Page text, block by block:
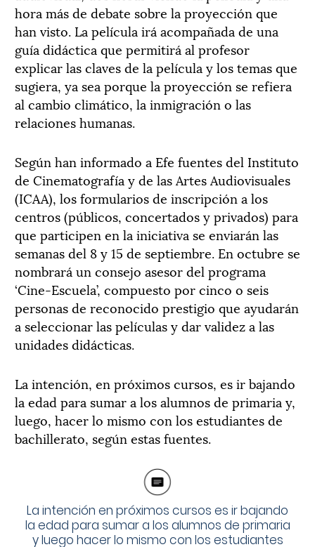
hora más de debate sobre la proyección que
han visto. La película irá acompañada de una
guía didáctica que permitirá al profesor
explicar las claves de la película y los temas que
sugiera, ya sea porque la proyección se refiera
al cambio climático, la inmigración o las
relaciones humanas.
Según han informado a Efe fuentes del Instituto
de Cinematografía y de las Artes Audiovisuales
(ICAA), los formularios de inscripción a los
centros (públicos, concertados y privados) para
que participen en la iniciativa se enviarán las
semanas del 8 y 15 de septiembre. En octubre se
nombrará un consejo asesor del programa
‘Cine-Escuela’, compuesto por cinco o seis
personas de reconocido prestigio que ayudarán
a seleccionar las películas y dar validez a las
unidades didácticas.
La intención, en próximos cursos, es ir bajando
la edad para sumar a los alumnos de primaria y,
luego, hacer lo mismo con los estudiantes de
bachillerato, según estas fuentes.
La intención en próximos cursos es ir bajando
la edad para sumar a los alumnos de primaria
y luego hacer lo mismo con los estudiantes